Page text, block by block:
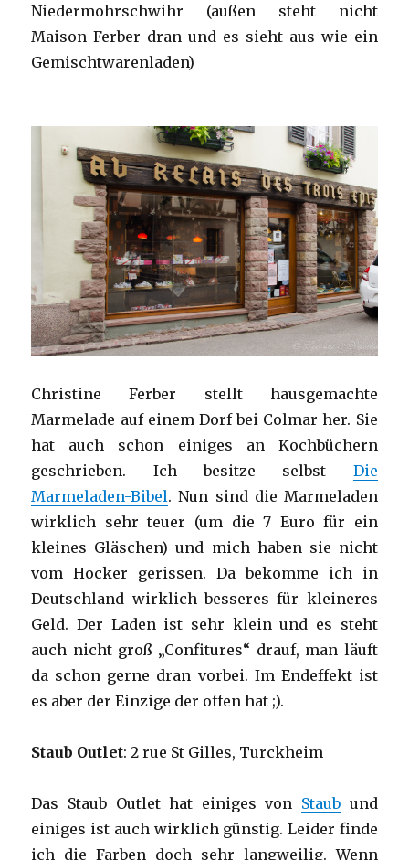
Niedermohrschwihr (außen steht nicht
Maison Ferber dran und es sieht aus wie ein
Gemischtwarenladen)
Christine Ferber stellt hausgemachte
Marmelade auf einem Dorf bei Colmar her. Sie
hat auch schon einiges an Kochbüchern
geschrieben. Ich besitze selbst Die
Marmeladen-Bibel. Nun sind die Marmeladen
wirklich sehr teuer (um die 7 Euro für ein
kleines Gläschen) und mich haben sie nicht
vom Hocker gerissen. Da bekomme ich in
Deutschland wirklich besseres für kleineres
Geld. Der Laden ist sehr klein und es steht
auch nicht groß „Confitures“ drauf, man läuft
da schon gerne dran vorbei. Im Endeffekt ist
es aber der Einzige der offen hat ;).
Staub Outlet: 2 rue St Gilles, Turckheim
Das Staub Outlet hat einiges von Staubund
einiges ist auch wirklich günstig. Leider finde
ich die Farben doch sehr langweilig. Wenn